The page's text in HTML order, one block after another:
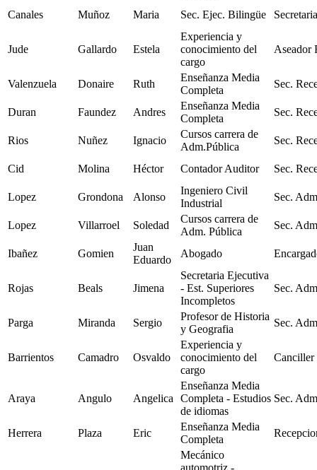
Canales Muñoz Maria Sec. Ejec. Bilingüe Secretaria
Jude Gallardo Estela
Experiencia y
conocimiento del
cargo
Aseador
Valenzuela Donaire Ruth
Enseñanza Media
Completa
Sec.
Duran Faundez Andres
Enseñanza Media
Completa
Sec.
Rios Nuñez Ignacio
Cursos carrera de
Adm.Pública
Sec.
Cid Molina Héctor Contador Auditor Sec.
Lopez Grondona Alonso
Ingeniero Civil
Industrial
Sec.
Lopez Villarroel Soledad
Cursos carrera de
Adm. Pública
Sec.
Ibañez Gomien
Juan
Eduardo
Abogado
Rojas Beals Jimena
Secretaria Ejecutiva
- Est. Superiores
Incompletos
Sec.
Parga Miranda Sergio
Profesor de Historia
y Geografia
Sec.
Barrientos Camadro Osvaldo
Experiencia y
conocimiento del
cargo
Canciller
Araya Angulo Angelica
Enseñanza Media
Completa - Estudios
de idiomas
Sec.
Herrera Plaza Eric
Enseñanza Media
Completa
Mecánico
automotriz -